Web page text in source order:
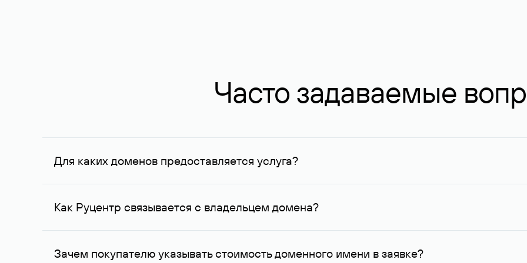
Часто задаваемые
Для каких доменов предоставляется услуга?
Услуга доступна для доменов, зарегистрированных в Руцентре и у других регистраторов. Для доменов,
Как Руцентр связывается с владельцем домена?
Для связи с владельцем домена используются его контактные данные, доступные Руцентру.
Зачем покупателю указывать стоимость доменного имени в заявке?